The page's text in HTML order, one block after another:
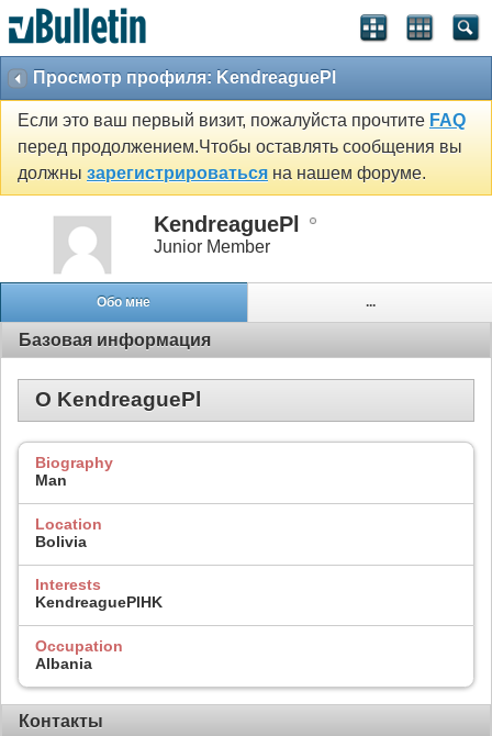
Просмотр профиля: KendreaguePl
Если это ваш первый визит, пожалуйста прочтите FAQ
перед продолжением.Чтобы оставлять сообщения вы
должны зарегистрироваться на нашем форуме.
KendreaguePl
Junior Member
Обо мне ...
Базовая информация
О KendreaguePl
Biography
Man
Location
Bolivia
Interests
KendreaguePlHK
Occupation
Albania
Контакты